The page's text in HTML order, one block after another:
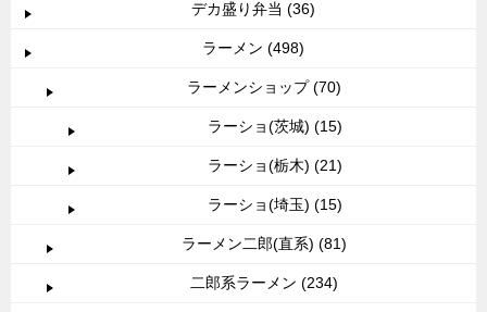
デカ盛り弁当 (36)
ラーメン (498)
ラーメンショップ (70)
ラーショ(茨城) (15)
ラーショ(栃木) (21)
ラーショ(埼玉) (15)
ラーメン二郎(直系) (81)
二郎系ラーメン (234)